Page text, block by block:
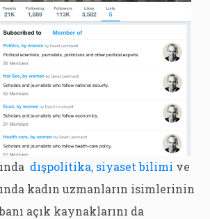
dışpolitika, siyaset bilimi ve
kadın uzmanların isimlerinin
açık kaynaklarını da